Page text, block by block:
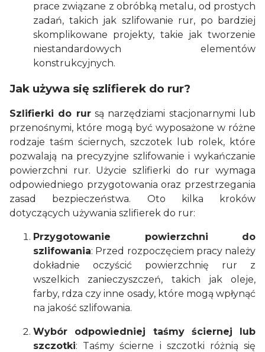
prace związane z obróbką metalu, od prostych
zadań, takich jak szlifowanie rur, po bardziej
skomplikowane projekty, takie jak tworzenie
niestandardowych elementów
konstrukcyjnych.
Jak używa się szlifierek do rur?
Szlifierki do rursą narzędziami stacjonarnymi lub
przenośnymi, które mogą być wyposażone w różne
rodzaje taśm ściernych, szczotek lub rolek, które
pozwalają na precyzyjne szlifowanie i wykańczanie
powierzchni rur. Użycie szlifierki do rur wymaga
odpowiedniego przygotowania oraz przestrzegania
zasad bezpieczeństwa. Oto kilka kroków
dotyczących używania szlifierek do rur:
Przygotowanie powierzchni do
szlifowania: Przed rozpoczęciem pracy należy
dokładnie oczyścić powierzchnię rur z
wszelkich zanieczyszczeń, takich jak oleje,
farby, rdza czy inne osady, które mogą wpłynąć
na jakość szlifowania.
Wybór odpowiedniej taśmy ściernej lub
szczotki: Taśmy ścierne i szczotki różnią się